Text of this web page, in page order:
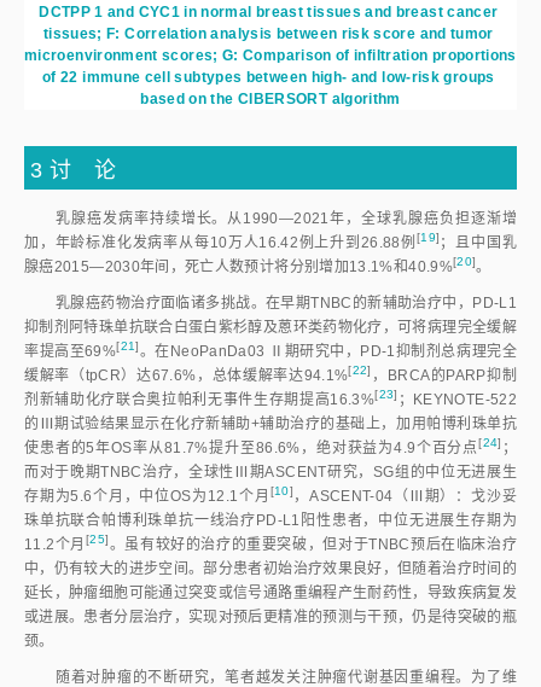
DCTPP 1 and CYC1 in normal breast tissues and breast cancer
tissues; F: Correlation analysis between risk score and tumor
microenvironment scores; G: Comparison of infiltration proportions
of 22 immune cell subtypes between high- and low-risk groups
based on the CIBERSORT algorithm
3 讨 论
乳腺癌发病率持续增长。从1990—2021年，全球乳腺癌负担逐渐增
加，年龄标准化发病率从每10万人16.42例上升到26.88例 [19] ；且中国乳
腺癌2015—2030年间，死亡人数预计将分别增加13.1%和40.9%[20]。
乳腺癌药物治疗面临诸多挑战。在早期TNBC的新辅助治疗中，PD-L1
抑制剂阿特珠单抗联合白蛋白紫杉醇及蒽环类药物化疗，可将病理完全缓解
率提高至69%[21]。在NeoPanDa03 Ⅱ期研究中，PD-1抑制剂总病理完全
缓解率（tpCR）达67.6%，总体缓解率达94.1%[22] ，BRCA的PARP抑制
剂新辅助化疗联合奥拉帕利无事件生存期提高16.3%[23] ；KEYNOTE-522
的Ⅲ期试验结果显示在化疗新辅助+辅助治疗的基础上，加用帕博利珠单抗
使患者的5年OS率从81.7%提升至86.6%，绝对获益为4.9个百分点[24] ；
而对于晚期TNBC治疗，全球性Ⅲ期ASCENT研究，SG组的中位无进展生
存期为5.6个月，中位OS为12.1个月 [10] ，ASCENT-04（Ⅲ期）：戈沙妥
珠单抗联合帕博利珠单抗一线治疗PD-L1阳性患者，中位无进展生存期为
11.2个月 [25]。虽有较好的治疗的重要突破，但对于TNBC预后在临床治疗
中，仍有较大的进步空间。部分患者初始治疗效果良好，但随着治疗时间的
延长，肿瘤细胞可能通过突变或信号通路重编程产生耐药性，导致疾病复发
或进展。患者分层治疗，实现对预后更精准的预测与干预，仍是待突破的瓶
颈。
随着对肿瘤的不断研究，笔者越发关注肿瘤代谢基因重编程。为了维